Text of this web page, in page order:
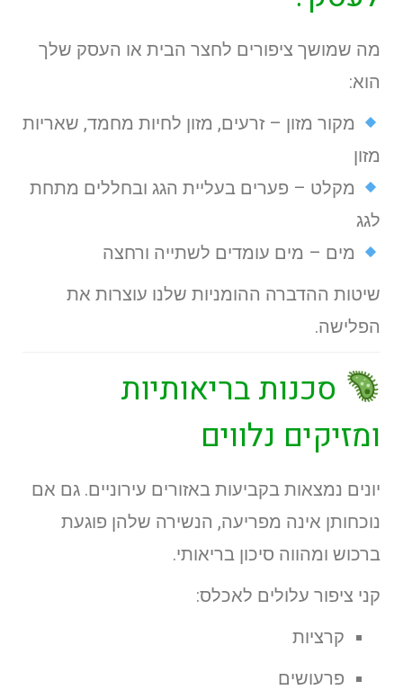
מה שמושך ציפורים לחצר הבית או העסק שלך
הוא:
מקור מזון – זרעים, מזון לחיות מחמד, שאריות
מזון
מקלט – פערים בעליית הגג ובחללים מתחת
לגג
מים – מים עומדים לשתייה ורחצה
שיטות ההדברה ההומניות שלנו עוצרות את
הפלישה.
סכנות בריאותיות
ומזיקים נלווים
יונים נמצאות בקביעות באזורים עירוניים. גם אם
נוכחותן אינה מפריעה, הנשירה שלהן פוגעת
ברכוש ומהווה סיכון בריאותי.
קני ציפור עלולים לאכלס:
קרציות
פרעושים